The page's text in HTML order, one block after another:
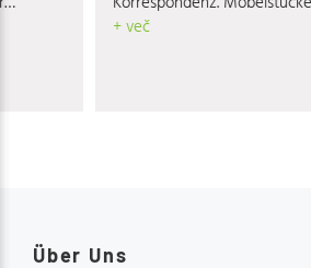
entsprechen voll und ganz den
+ več
Über Uns